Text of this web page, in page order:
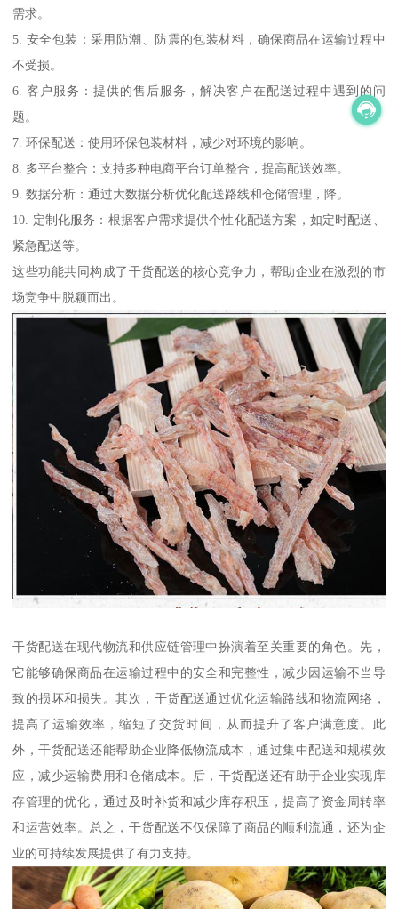
需求。
5. 安全包装：采用防潮、防震的包装材料，确保商品在运输过程中
不受损。
6. 客户服务：提供的售后服务，解决客户在配送过程中遇到的问
题。
7. 环保配送：使用环保包装材料，减少对环境的影响。
8. 多平台整合：支持多种电商平台订单整合，提高配送效率。
9. 数据分析：通过大数据分析优化配送路线和仓储管理，降。
10. 定制化服务：根据客户需求提供个性化配送方案，如定时配送、
紧急配送等。
这些功能共同构成了干货配送的核心竞争力，帮助企业在激烈的市
场竞争中脱颖而出。
干货配送在现代物流和供应链管理中扮演着至关重要的角色。先，
它能够确保商品在运输过程中的安全和完整性，减少因运输不当导
致的损坏和损失。其次，干货配送通过优化运输路线和物流网络，
提高了运输效率，缩短了交货时间，从而提升了客户满意度。此
外，干货配送还能帮助企业降低物流成本，通过集中配送和规模效
应，减少运输费用和仓储成本。后，干货配送还有助于企业实现库
存管理的优化，通过及时补货和减少库存积压，提高了资金周转率
和运营效率。总之，干货配送不仅保障了商品的顺利流通，还为企
业的可持续发展提供了有力支持。